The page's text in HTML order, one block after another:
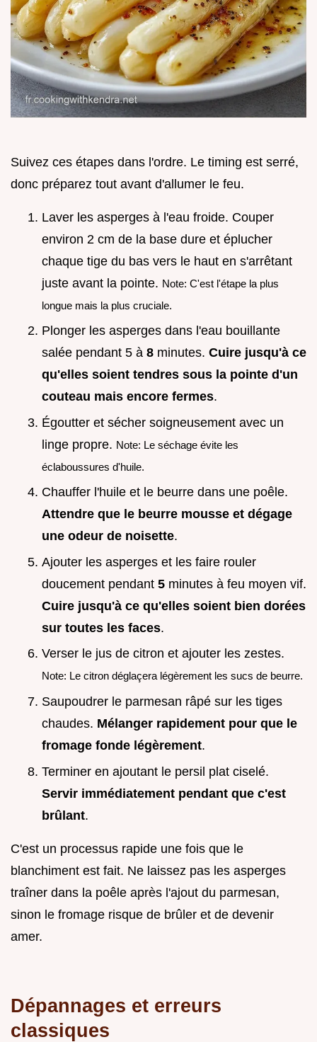
Suivez ces étapes dans l'ordre. Le timing est serré,
donc préparez tout avant d'allumer le feu.
Laver les asperges à l'eau froide. Couper
environ 2 cm de la base dure et éplucher
chaque tige du bas vers le haut en s'arrêtant
juste avant la pointe. Note: C'est l'étape la plus
longue mais la plus cruciale.
Plonger les asperges dans l'eau bouillante
salée pendant 5 à 8 minutes. Cuire jusqu'à ce
qu'elles soient tendres sous la pointe d'un
couteau mais encore fermes.
Égoutter et sécher soigneusement avec un
linge propre. Note: Le séchage évite les
éclaboussures d'huile.
Chauffer l'huile et le beurre dans une poêle.
Attendre que le beurre mousse et dégage
une odeur de noisette.
Ajouter les asperges et les faire rouler
doucement pendant 5 minutes à feu moyen vif.
Cuire jusqu'à ce qu'elles soient bien dorées
sur toutes les faces.
Verser le jus de citron et ajouter les zestes.
Note: Le citron déglaçera légèrement les sucs de beurre.
Saupoudrer le parmesan râpé sur les tiges
chaudes. Mélanger rapidement pour que le
fromage fonde légèrement.
Terminer en ajoutant le persil plat ciselé.
Servir immédiatement pendant que c'est
brûlant.
C'est un processus rapide une fois que le
blanchiment est fait. Ne laissez pas les asperges
traîner dans la poêle après l'ajout du parmesan,
sinon le fromage risque de brûler et de devenir
amer.
Dépannages et erreurs
classiques